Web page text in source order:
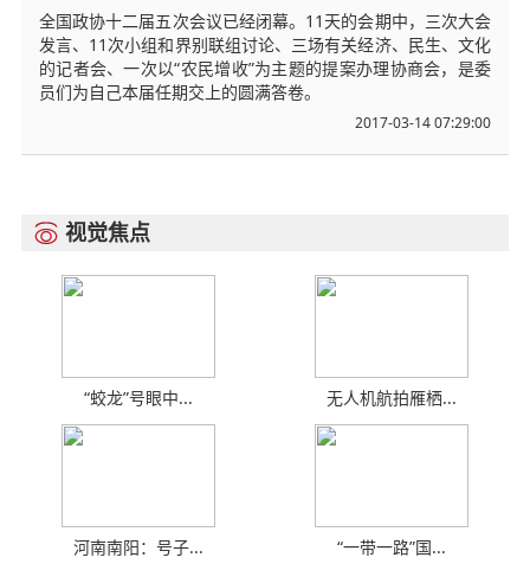
全国政协十二届五次会议已经闭幕。11天的会期中，三次大会
发言、11次小组和界别联组讨论、三场有关经济、民生、文化
的记者会、一次以“农民增收”为主题的提案办理协商会，是委
员们为自己本届任期交上的圆满答卷。
2017-03-14 07:29:00
 视觉焦点
“蛟龙”号眼中... 无人机航拍雁栖...
河南南阳：号子... “一带一路”国...